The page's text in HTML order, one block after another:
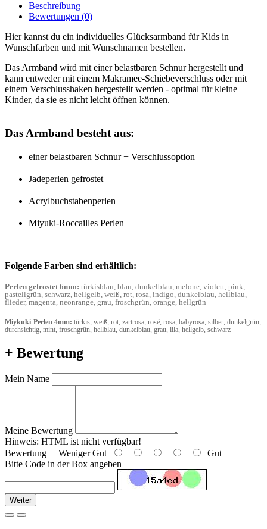
Beschreibung
Bewertungen (0)
Hier kannst du ein individuelles Glücksarmband für Kids in
Wunschfarben und mit Wunschnamen bestellen.
Das Armband wird mit einer belastbaren Schnur hergestellt und
kann entweder mit einem Makramee-Schiebeverschluss oder mit
einem Verschlusshaken hergestellt werden - optimal für kleine
Kinder, da sie es nicht leicht öffnen können.
Das Armband besteht aus:
einer belastbaren Schnur + Verschlussoption
Jadeperlen gefrostet
Acrylbuchstabenperlen
Miyuki-Roccailles Perlen
Folgende Farben sind erhältlich:
Perlen gefrostet 6mm: türkisblau, blau, dunkelblau, melone, violett, pink,
pastellgrün, schwarz, hellgelb, weiß, rot, rosa, indigo, dunkelblau, hellblau,
flieder, magenta, neonrange, grau, froschgrün, orange, hellgrün
Miykuki-Perlen 4mm: türkis, weiß, rot, zartrosa, rosé, rosa, babyrosa, silber, dunkelgrün,
durchsichtig, mint, froschgrün, hellblau, dunkelblau, grau, lila, hellgelb, schwarz
+ Bewertung
Mein Name
Meine Bewertung
Hinweis: HTML ist nicht verfügbar!
Bewertung Weniger Gut
Gut
Bitte Code in der Box angeben
Weiter